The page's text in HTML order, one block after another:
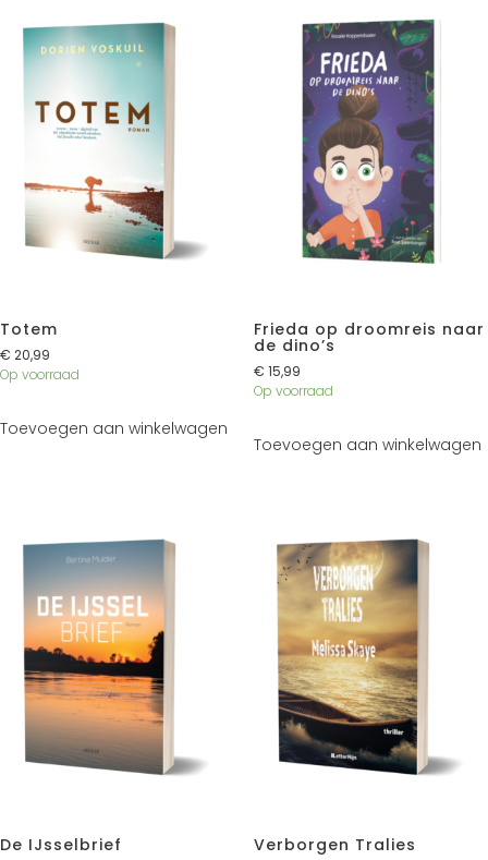
Totem
€ 20,99
Op voorraad
Toevoegen aan winkelwagen
Frieda op droomreis naar
de dino’s
€ 15,99
Op voorraad
Toevoegen aan winkelwagen
De IJsselbrief Verborgen Tralies